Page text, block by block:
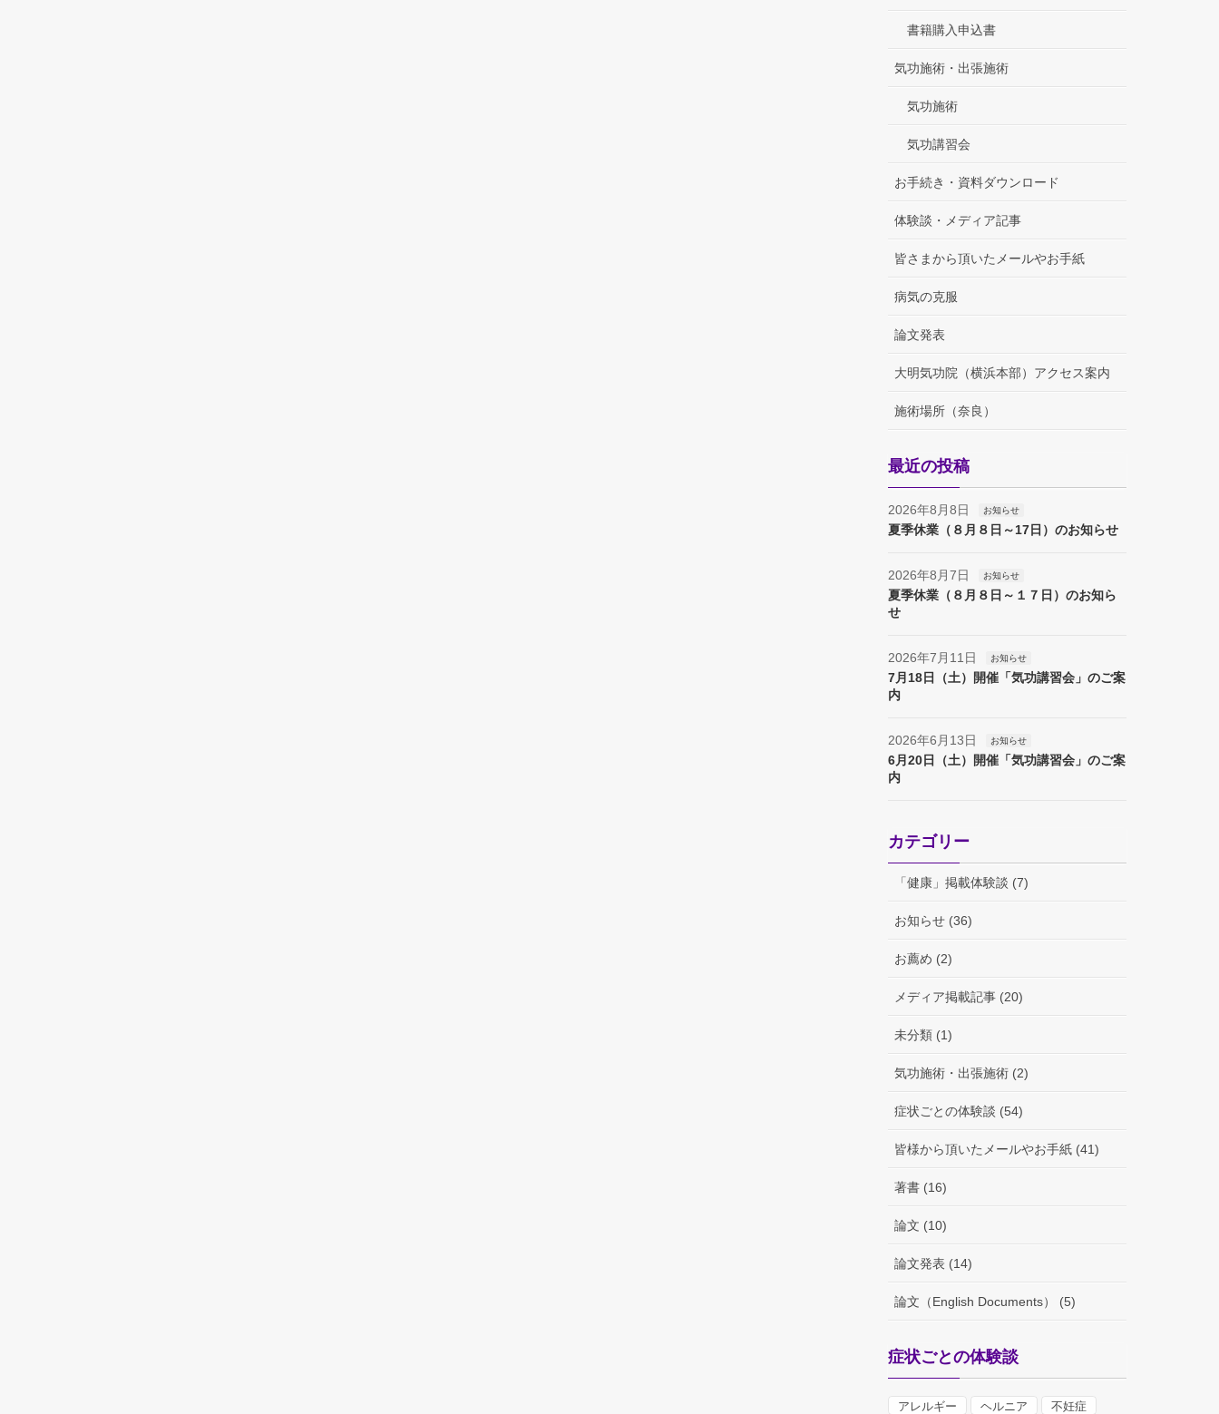
書籍購入申込書
気功施術・出張施術
気功施術
気功講習会
お手続き・資料ダウンロード
体験談・メディア記事
皆さまから頂いたメールやお手紙
病気の克服
論文発表
大明気功院（横浜本部）アクセス案内
施術場所（奈良）
最近の投稿
2026年8月8日 お知らせ
夏季休業（８月８日～17日）のお知らせ
2026年8月7日 お知らせ
夏季休業（８月８日～１７日）のお知ら
せ
2026年7月11日 お知らせ
7月18日（土）開催「気功講習会」のご案
内
2026年6月13日 お知らせ
6月20日（土）開催「気功講習会」のご案
内
カテゴリー
「健康」掲載体験談 (7)
お知らせ (36)
お薦め (2)
メディア掲載記事 (20)
未分類 (1)
気功施術・出張施術 (2)
症状ごとの体験談 (54)
皆様から頂いたメールやお手紙 (41)
著書 (16)
論文 (10)
論文発表 (14)
論文（English Documents） (5)
症状ごとの体験談
アレルギー ヘルニア 不妊症